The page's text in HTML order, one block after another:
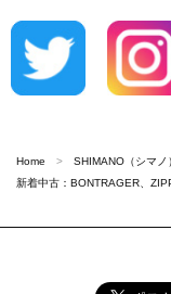
Home
SHIMANO（シマノ
新着中古：BONTRAGER、